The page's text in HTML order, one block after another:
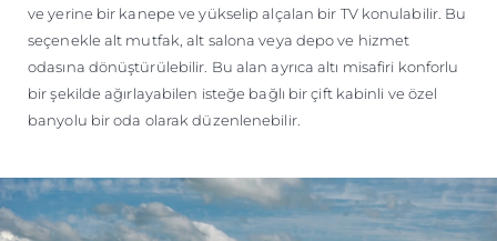
ve yerine bir kanepe ve yükselip alçalan bir TV konulabilir. Bu
seçenekle alt mutfak, alt salona veya depo ve hizmet
odasına dönüştürülebilir. Bu alan ayrıca altı misafiri konforlu
bir şekilde ağırlayabilen isteğe bağlı bir çift kabinli ve özel
banyolu bir oda olarak düzenlenebilir.